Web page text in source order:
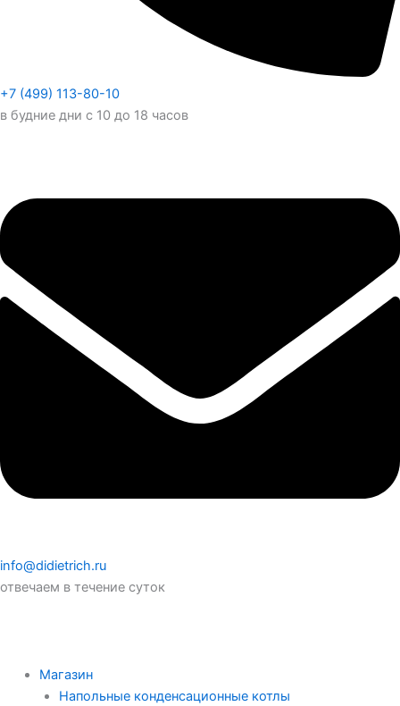
+7 (499) 113-80-10
в будние дни с 10 до 18 часов
info@didietrich.ru
отвечаем в течение суток
Магазин
Напольные конденсационные котлы